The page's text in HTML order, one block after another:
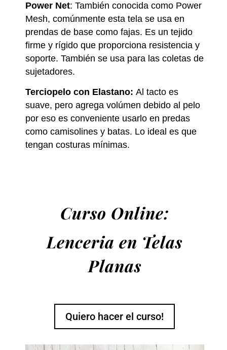
Power Net: También conocida como Power
Mesh, comúnmente esta tela se usa en
prendas de base como fajas. Es un tejido
firme y rígido que proporciona resistencia y
soporte. También se usa para las coletas de
sujetadores.
Terciopelo con Elastano: Al tacto es
suave, pero agrega volúmen debido al pelo
por eso es conveniente usarlo en predas
como camisolines y batas. Lo ideal es que
tengan costuras mínimas.
Curso Online:
Lenceria en Telas
Planas
Quiero hacer el curso!